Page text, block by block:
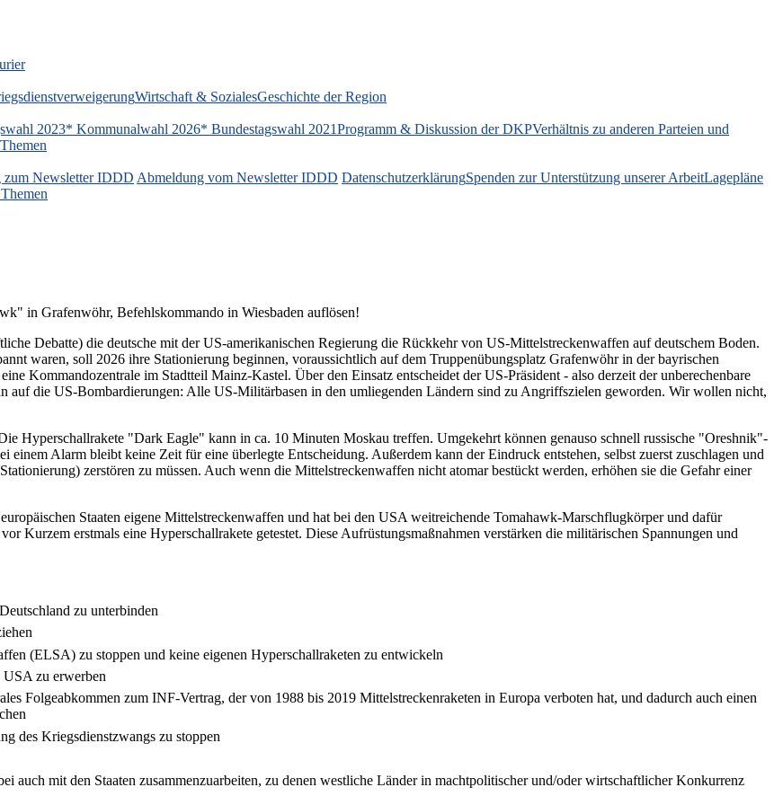
Wirtschaft & SozialesGeschichte der Region
2023* Kommunalwahl 2026* Bundestagswahl 2021Programm & Diskussion der DKPVerhältnis zu anderen Parteien und
zum Newsletter IDDD Abmeldung vom Newsletter IDDD DatenschutzerklärungSpenden zur Unterstützung unserer ArbeitLagepläne
in Grafenwöhr, Befehlskommando in Wiesbaden auflösen!
Debatte) die deutsche mit der US-amerikanischen Regierung die Rückkehr von US-Mittelstreckenwaffen auf deutschem Boden.
waren, soll 2026 ihre Stationierung beginnen, voraussichtlich auf dem Truppenübungsplatz Grafenwöhr in der bayrischen
Kommandozentrale im Stadtteil Mainz-Kastel. Über den Einsatz entscheidet der US-Präsident - also derzeit der unberechenbare
auf die US-Bombardierungen: Alle US-Militärbasen in den umliegenden Ländern sind zu Angriffszielen geworden. Wir wollen nicht,
Hyperschallrakete "Dark Eagle" kann in ca. 10 Minuten Moskau treffen. Umgekehrt können genauso schnell russische "Oreshnik"-
einem Alarm bleibt keine Zeit für eine überlegte Entscheidung. Außerdem kann der Eindruck entstehen, selbst zuerst zuschlagen und
zerstören zu müssen. Auch wenn die Mittelstreckenwaffen nicht atomar bestückt werden, erhöhen sie die Gefahr einer
Staaten eigene Mittelstreckenwaffen und hat bei den USA weitreichende Tomahawk-Marschflugkörper und dafür
Kurzem erstmals eine Hyperschallrakete getestet. Diese Aufrüstungsmaßnahmen verstärken die militärischen Spannungen und
zu unterbinden
(ELSA) zu stoppen und keine eigenen Hyperschallraketen zu entwickeln
zu erwerben
Folgeabkommen zum INF-Vertrag, der von 1988 bis 2019 Mittelstreckenraketen in Europa verboten hat, und dadurch auch einen
des Kriegsdienstzwangs zu stoppen
auch mit den Staaten zusammenzuarbeiten, zu denen westliche Länder in machtpolitischer und/oder wirtschaftlicher Konkurrenz